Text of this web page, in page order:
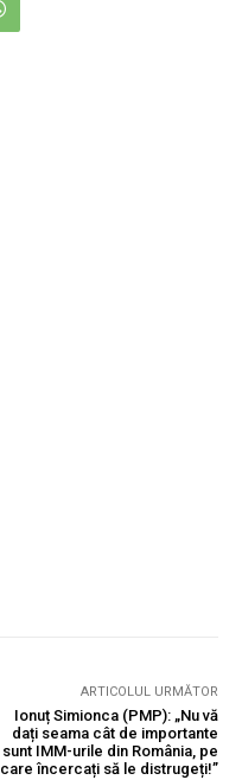
ARTICOLUL URMĂTOR
Ionuț Simionca (PMP): „Nu vă
dați seama cât de importante
sunt IMM-urile din România, pe
care încercați să le distrugeți!”